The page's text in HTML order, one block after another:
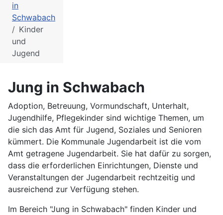
in
Schwabach
Kinder
und
Jugend
Jung in Schwabach
Adoption, Betreuung, Vormundschaft, Unterhalt,
Jugendhilfe, Pflegekinder sind wichtige Themen, um
die sich das Amt für Jugend, Soziales und Senioren
kümmert. Die Kommunale Jugendarbeit ist die vom
Amt getragene Jugendarbeit. Sie hat dafür zu sorgen,
dass die erforderlichen Einrichtungen, Dienste und
Veranstaltungen der Jugendarbeit rechtzeitig und
ausreichend zur Verfügung stehen.
Im Bereich "Jung in Schwabach" finden Kinder und